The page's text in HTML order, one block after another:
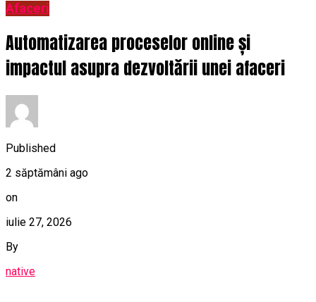
Afaceri
Automatizarea proceselor online și
impactul asupra dezvoltării unei afaceri
Published
2 săptămâni ago
on
iulie 27, 2026
By
native